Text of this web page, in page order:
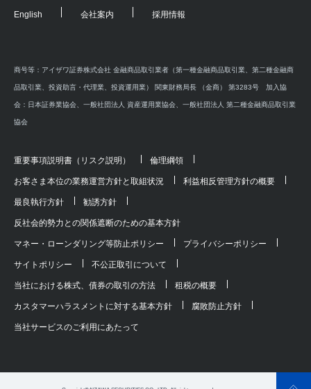
English 会社案内 採用情報
商号等：アイザワ証券株式会社 金融商品取引業者（第一種金融商品取引業、第二種金融商
品取引業、投資助言・代理業、投資運用業） 関東財務局長 （金商） 第3283号 加入協
会：日本証券業協会、一般社団法人 資産運用業協会、一般社団法人 第二種金融商品取引業
協会
重要事項説明書（リスク説明） 倫理綱領
お客さま本位の業務運営方針と取組状況 利益相反管理方針の概要
最良執行方針 勧誘方針
反社会的勢力との関係遮断のための基本方針
マネー・ローンダリング等防止ポリシー プライバシーポリシー
サイトポリシー 不公正取引について
当社における株式、債券の取引の方法 租税の概要
カスタマーハラスメントに対する基本方針 腐敗防止方針
当社サービスのご利用にあたって